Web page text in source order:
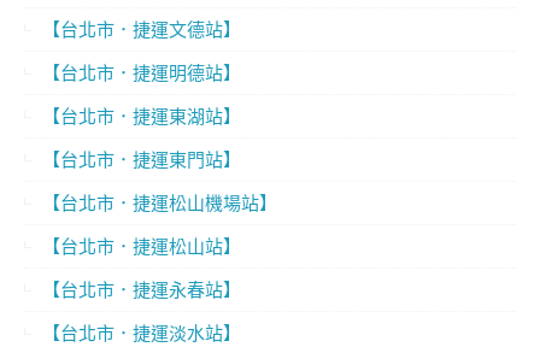
【台北市．捷運文德站】
【台北市．捷運明德站】
【台北市．捷運東湖站】
【台北市．捷運東門站】
【台北市．捷運松山機場站】
【台北市．捷運松山站】
【台北市．捷運永春站】
【台北市．捷運淡水站】